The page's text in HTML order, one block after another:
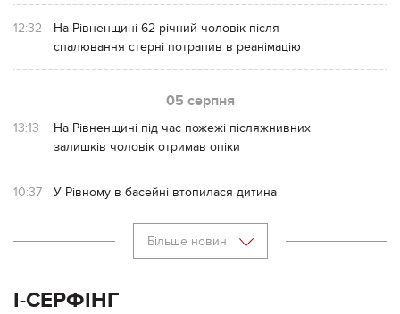
12:32
На Рівненщині 62-річний чоловік після
спалювання стерні потрапив в реанімацію
05 серпня
13:13
На Рівненщині під час пожежі післяжнивних
залишків чоловік отримав опіки
10:37 У Рівному в басейні втопилася дитина
Більше новин
І-СЕРФІНГ